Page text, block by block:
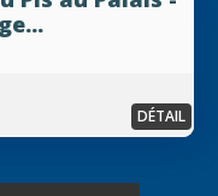
DÉTAIL